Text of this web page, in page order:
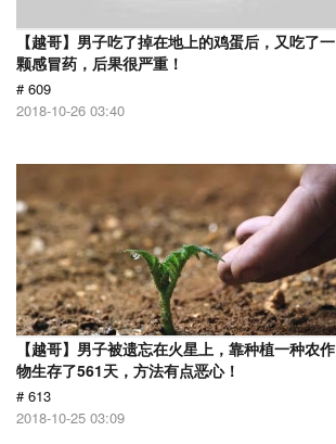
【越哥】男子吃了掉在地上的鸡蛋后，又吃了一
颗感冒药，后果很严重！
# 609
2018-10-26 03:40
【越哥】男子被遗忘在火星上，靠种植一种农作
物生存了561天，方法有点恶心！
# 613
2018-10-25 03:09